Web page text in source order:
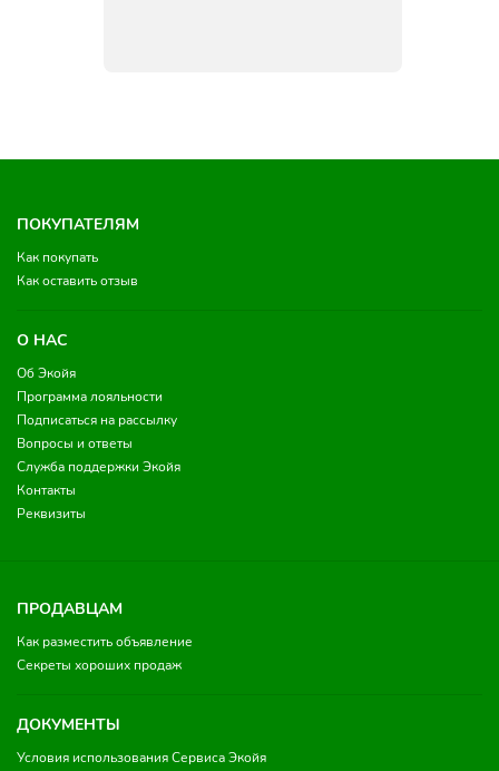
ПОКУПАТЕЛЯМ
Как покупать
Как оставить отзыв
О НАС
Об Экойя
Программа лояльности
Подписаться на рассылку
Вопросы и ответы
Служба поддержки Экойя
Контакты
Реквизиты
ПРОДАВЦАМ
Как разместить объявление
Секреты хороших продаж
ДОКУМЕНТЫ
Условия использования Сервиса Экойя